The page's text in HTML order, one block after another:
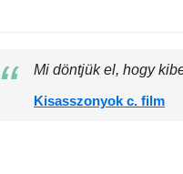
Mi döntjük el, hogy
Kisasszonyok c. film